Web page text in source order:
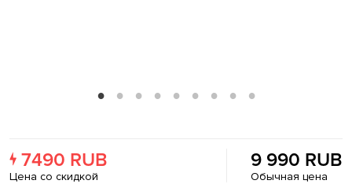
7490 RUB
Цена со скидкой
9 990 RUB
Обычная цена